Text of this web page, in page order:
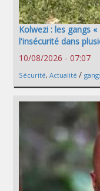
Kolwezi : les gangs
l'insécurité dans
10/08/2026 - 07:07
Sécurité, Actualité /